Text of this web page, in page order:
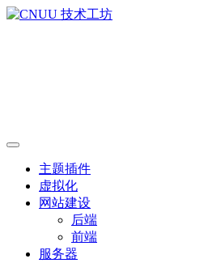
主题插件
虚拟化
网站建设
后端
前端
服务器